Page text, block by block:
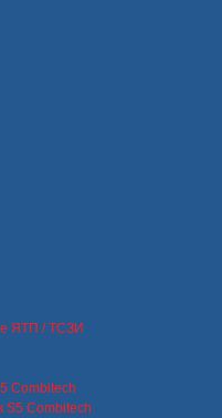
ЯТП / ТСЗИ
Combitech
S5 Combitech